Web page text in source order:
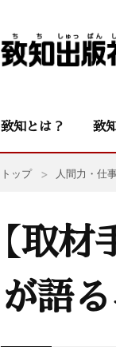
致知とは？ 致
トップ 人間力・仕
【取
が語